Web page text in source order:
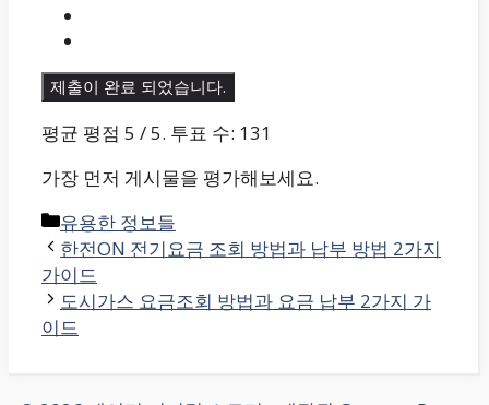
제출이 완료 되었습니다.
평균 평점 5 / 5. 투표 수: 131
가장 먼저 게시물을 평가해보세요.
카
테
고
리
유용한 정보들
한전ON 전기요금 조회 방법과 납부 방법 2가지
가이드
도시가스 요금조회 방법과 요금 납부 2가지 가
이드